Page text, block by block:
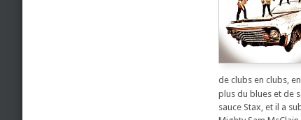
de clubs en clubs,
plus du blues et de
sauce Stax, et il a